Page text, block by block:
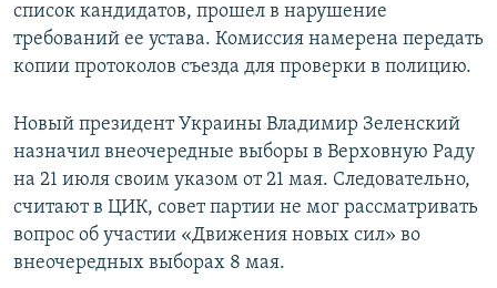
список кандидатов, прошел в нарушение
требований ее устава. Комиссия намерена передать
копии протоколов съезда для проверки в полицию.
Новый президент Украины Владимир Зеленский
назначил внеочередные выборы в Верховную Раду
на 21 июля своим указом от 21 мая. Следовательно,
считают в ЦИК, совет партии не мог рассматривать
вопрос об участии «Движения новых сил» во
внеочередных выборах 8 мая.